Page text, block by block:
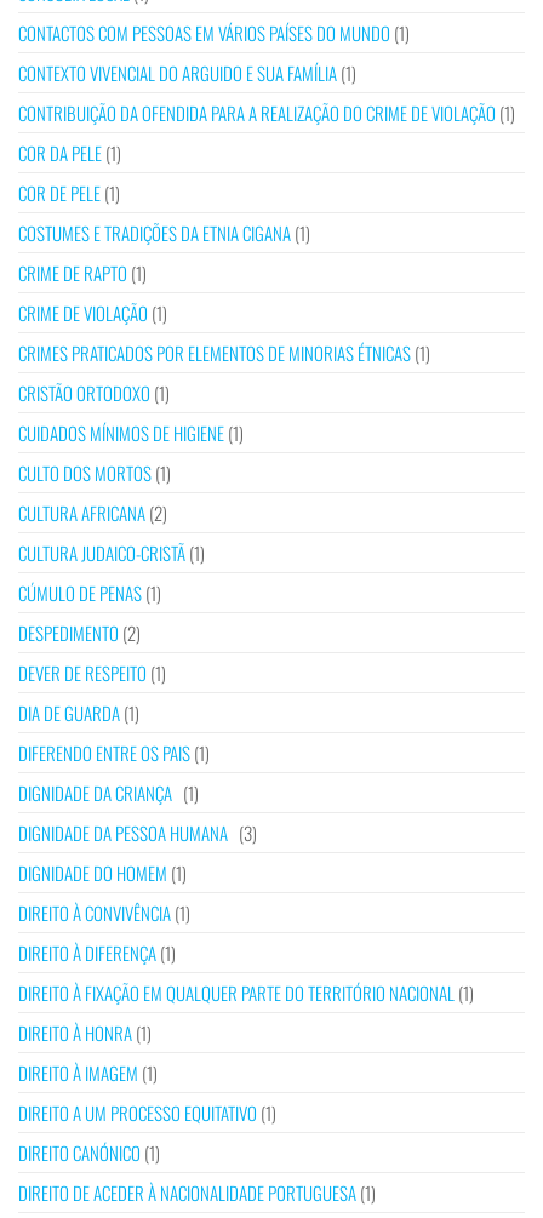
CONTACTOS COM PESSOAS EM VÁRIOS PAÍSES DO MUNDO (1)
CONTEXTO VIVENCIAL DO ARGUIDO E SUA FAMÍLIA(1)
CONTRIBUIÇÃO DA OFENDIDA PARA A REALIZAÇÃO DO CRIME DE VIOLAÇÃO (1)
COR DA PELE(1)
COR DE PELE(1)
COSTUMES E TRADIÇÕES DA ETNIA CIGANA(1)
CRIME DE RAPTO (1)
CRIME DE VIOLAÇÃO (1)
CRIMES PRATICADOS POR ELEMENTOS DE MINORIAS ÉTNICAS(1)
CRISTÃO ORTODOXO (1)
CUIDADOS MÍNIMOS DE HIGIENE(1)
CULTO DOS MORTOS(1)
CULTURA AFRICANA(2)
CULTURA JUDAICO-CRISTÃ(1)
CÚMULO DE PENAS(1)
DESPEDIMENTO (2)
DEVER DE RESPEITO (1)
DIA DE GUARDA(1)
DIFERENDO ENTRE OS PAIS(1)
DIGNIDADE DA CRIANÇA (1)
DIGNIDADE DA PESSOA HUMANA (3)
DIGNIDADE DO HOMEM (1)
DIREITO À CONVIVÊNCIA(1)
DIREITO À DIFERENÇA(1)
DIREITO À FIXAÇÃO EM QUALQUER PARTE DO TERRITÓRIO NACIONAL (1)
DIREITO À HONRA(1)
DIREITO À IMAGEM (1)
DIREITO A UM PROCESSO EQUITATIVO (1)
DIREITO CANÓNICO (1)
DIREITO DE ACEDER À NACIONALIDADE PORTUGUESA(1)